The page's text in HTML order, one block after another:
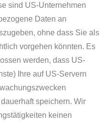
sind US-Unternehmen
Daten an
ohne dass Sie als
vorgehen könnten. Es
werden, dass US-
Ihre auf US-Servern
speichern. Wir
keinen